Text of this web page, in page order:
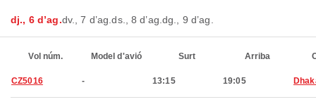
dj., 6 d’ag.dv., 7 d’ag.ds., 8 d’ag.dg., 9 d’ag.
Vol núm. Model d'avió Surt Arriba
CZ5016 - 13:15 19:05